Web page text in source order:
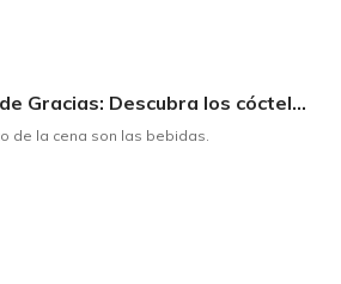
Brindis de Acción de Gracias: Descubra los cócteles y licores que complementarán su cena
de la cena son las bebidas.